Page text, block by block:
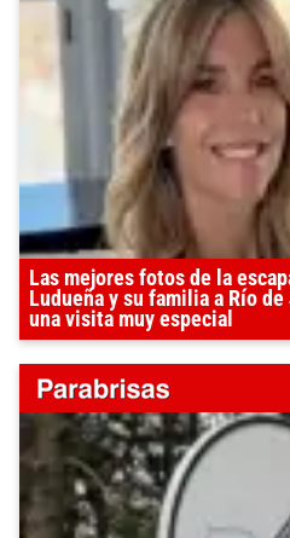
Las mejores fotos de la
Ludueña y su familia a Río
una visita muy especial